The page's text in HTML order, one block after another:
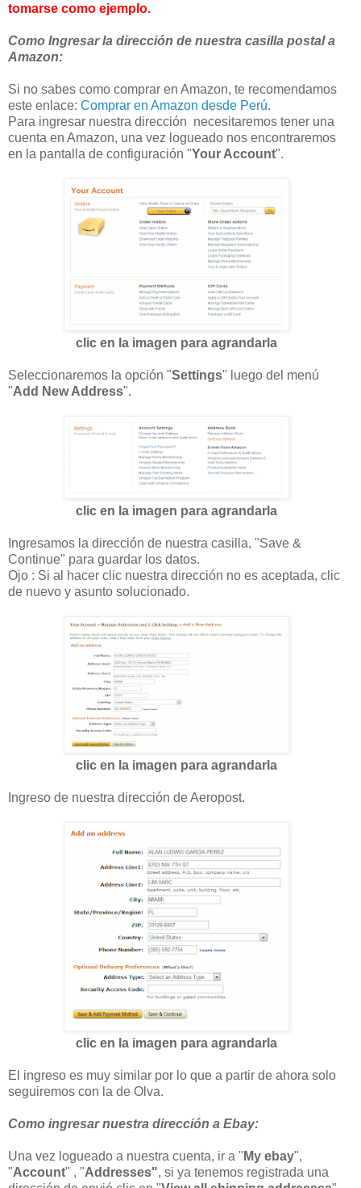
tomarse como ejemplo.
Como Ingresar la dirección de nuestra casilla postal a
Amazon:
Si no sabes como comprar en Amazon, te recomendamos
este enlace: Comprar en Amazon desde Perú.
Para ingresar nuestra dirección necesitaremos tener una
cuenta en Amazon, una vez logueado nos encontraremos
en la pantalla de configuración "Your Account".
clic en la imagen para agrandarla
Seleccionaremos la opción "Settings" luego del menú
"Add New Address".
clic en la imagen para agrandarla
Ingresamos la dirección de nuestra casilla, "Save &
Continue" para guardar los datos.
Ojo : Si al hacer clic nuestra dirección no es aceptada, clic
de nuevo y asunto solucionado.
clic en la imagen para agrandarla
Ingreso de nuestra dirección de Aeropost.
clic en la imagen para agrandarla
El ingreso es muy similar por lo que a partir de ahora solo
seguiremos con la de Olva.
Como ingresar nuestra dirección a Ebay:
Una vez logueado a nuestra cuenta, ir a " My ebay",
"Account" , "Addresses", si ya tenemos registrada una